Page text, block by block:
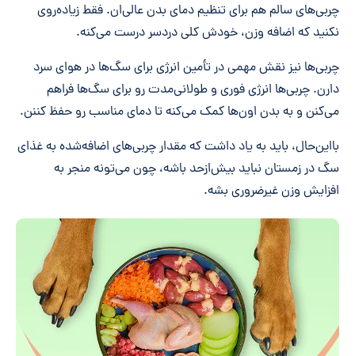
چربی‌های سالم هم برای تنظیم دمای بدن عالی‌ان. فقط زیاده‌روی
نکنید که اضافه وزن، خودش کلی دردسر درست می‌کنه.
چربی‌ها نیز نقش مهمی در تأمین انرژی برای سگ‌ها در هوای سرد
دارن. چربی‌ها انرژی فوری و طولانی‌مدت رو برای سگ‌ها فراهم
می‌کنن و به بدن اون‌ها کمک می‌کنه تا دمای مناسب رو حفظ کننن.
بااین‌حال، باید به یاد داشت که مقدار چربی‌های اضافه‌شده به غذای
سگ در زمستان نباید بیش‌ازحد باشه، چون می‌تونه منجر به
افزایش وزن غیرضروری بشه.